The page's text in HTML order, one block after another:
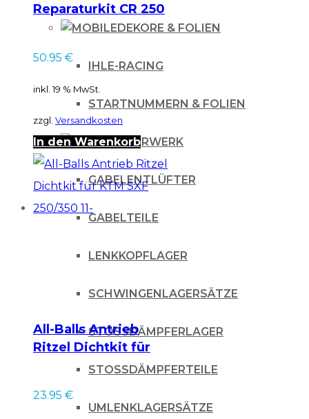
DEKORE & FOLIEN
IHLE-RACING
STARTNUMMERN & FOLIEN
FAHRWERK
GABELENTLÜFTER
GABELTEILE
LENKKOPFLAGER
SCHWINGENLAGERSÄTZE
STOSSDÄMPFERLAGER
STOSSDÄMPFERTEILE
UMLENKLAGERSÄTZE
Reparaturkit CR 250
04
50.95 €
inkl. 19 % MwSt.
zzgl. Versandkosten
In den Warenkorb
All-Balls Antrieb
Ritzel Dichtkit für
KTM SXF 250/350 11-
23.95 €